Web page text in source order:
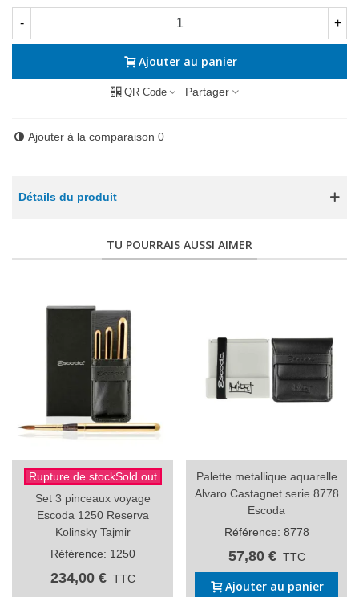
- +
Ajouter au panier
QR Code Partager
Ajouter à la comparaison 0
Détails du produit
TU POURRAIS AUSSI AIMER
Rupture de stockSold out
Set 3 pinceaux voyage
Escoda 1250 Reserva
Kolinsky Tajmir
Référence: 1250
234,00 € TTC
Palette metallique aquarelle
Alvaro Castagnet serie 8778
Escoda
Référence: 8778
57,80 € TTC
Ajouter au panier